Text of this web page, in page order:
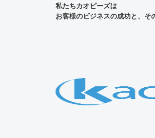
私たちカオピーズは
お客様のビジネスの成功と、そ